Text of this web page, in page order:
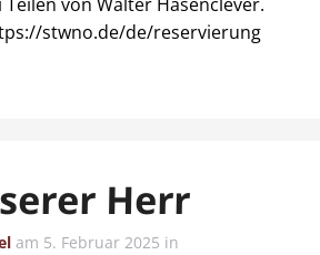
stwno.de/de/reservierung
Herr
am 5. Februar 2025 in